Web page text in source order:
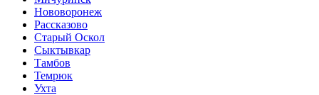
Нововоронеж
Рассказово
Старый Оскол
Сыктывкар
Тамбов
Темрюк
Ухта